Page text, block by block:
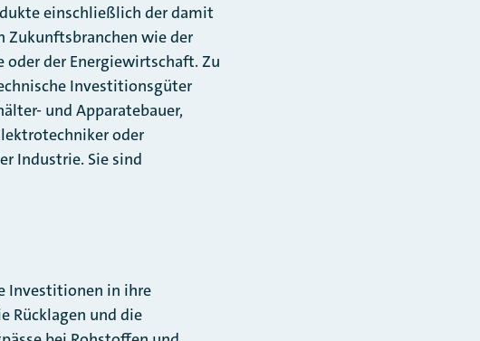
einschließlich der damit
wie der
der Energiewirtschaft. Zu
Investitionsgüter
und Apparatebauer,
oder
Industrie. Sie sind
Investitionen in ihre
Rücklagen und die